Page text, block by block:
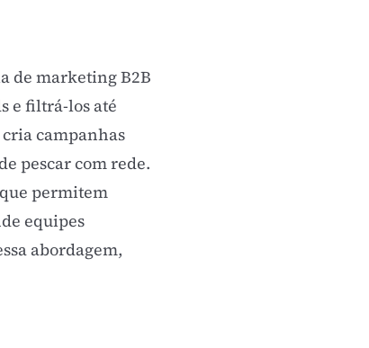
de marketing B2B
e filtrá-los até
campanhas
pescar com rede.
permitem
equipes
abordagem,